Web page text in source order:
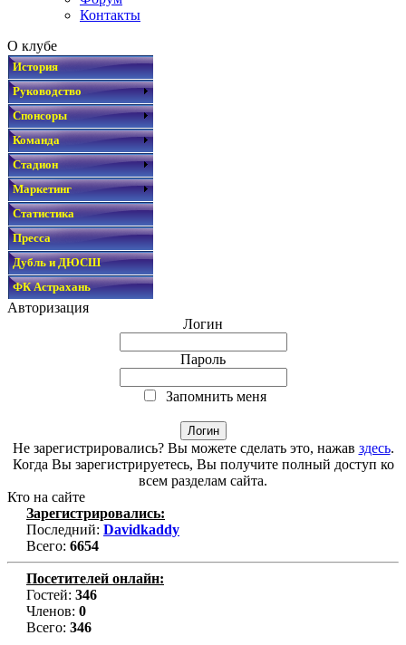
Контакты
О клубе
История
Руководство
Спонсоры
Команда
Стадион
Маркетинг
Статистика
Пресса
Дубль и ДЮСШ
ФК Астрахань
Авторизация
Логин
Пароль
Запомнить меня
Не зарегистрировались? Вы можете сделать это, нажав здесь.
Когда Вы зарегистрируетесь, Вы получите полный доступ ко
всем разделам сайта.
Кто на сайте
Зарегистрировались:
Последний: Davidkaddy
Всего: 6654
Посетителей онлайн:
Гостей: 346
Членов: 0
Всего: 346